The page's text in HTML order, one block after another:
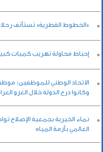
«الخطوط القطرية» تستأنف
إحباط محاولة تهريب كميات
الاتحاد الوطني للموظفين:
وكانوا درع الدولة خلال الغزو
نماء الخيرية بجمعية الإصلاح
العالمي بأزمة المياه